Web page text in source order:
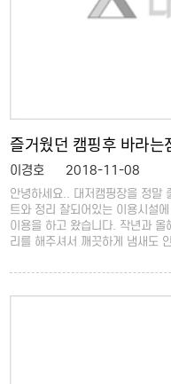
즐거웠던 캠핑후 바라는
이경호 2018-11-08
안녕하세요.. 대저캠핑장을 정말
트와 정리 잘되어있는 이용시설
이용을 하고 왔습니다. 작년과
리를 해주셔서 깨끗하게 냄새도